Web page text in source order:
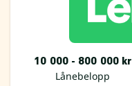
10 000 - 800 000 kr
Lånebelopp